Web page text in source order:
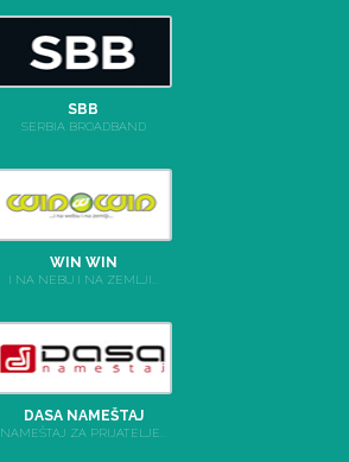
SBB
SERBIA BROADBAND
WIN WIN
I NA NEBU I NA ZEMLJI...
DASA NAMEŠTAJ
NAMEŠTAJ ZA PRIJATELJE...